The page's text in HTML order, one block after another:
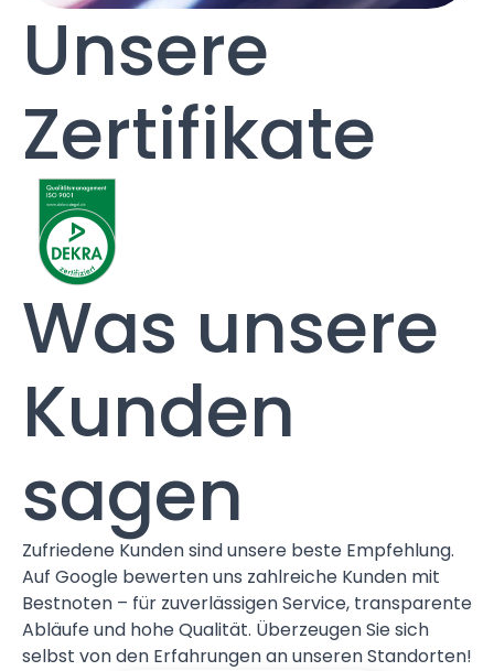
Unsere
Zertifikate
Was unsere
Kunden
sagen
Zufriedene Kunden sind unsere beste Empfehlung.
Auf Google bewerten uns zahlreiche Kunden mit
Bestnoten – für zuverlässigen Service, transparente
Abläufe und hohe Qualität. Überzeugen Sie sich
selbst von den Erfahrungen an unseren Standorten!